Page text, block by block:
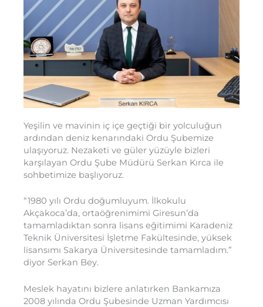
Yeşilin ve mavinin iç içe geçtiği bir yolculuğun
ardından deniz kenarındaki Ordu Şubemize
ulaşıyoruz. Nezaketi ve güler yüzüyle bizleri
karşılayan Ordu Şube Müdürü Serkan Kırca ile
sohbetimize başlıyoruz.
“1980 yılı Ordu doğumluyum. İlkokulu
Akçakoca’da, ortaöğrenimimi Giresun’da
tamamladıktan sonra lisans eğitimimi Karadeniz
Teknik Üniversitesi İşletme Fakültesinde, yüksek
lisansımı Sakarya Üniversitesinde tamamladım.”
diyor Serkan Bey.
Meslek hayatını bizlere anlatırken Bankamıza
2008 yılında Ordu Şubesinde Uzman Yardımcısı